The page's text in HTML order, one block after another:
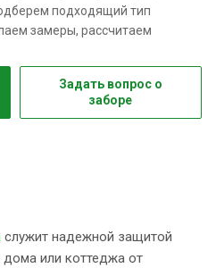
подходящий тип
замеры, рассчитаем
Задать вопрос о
заборе
служит надежной защитой
дома или коттеджа от